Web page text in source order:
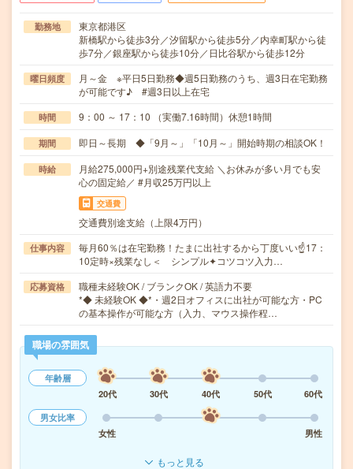
勤務地
東京都港区
新橋駅から徒歩3分／汐留駅から徒歩5分／内幸町駅から徒
歩7分／銀座駅から徒歩10分／日比谷駅から徒歩12分
曜日頻度
月～金 ※平日5日勤務◆週5日勤務のうち、週3日在宅勤務
が可能です♪ #週3日以上在宅
時間 9：00 ～ 17：10 （実働7.16時間）休憩1時間
期間 即日～長期 ◆「9月～」「10月～」開始時期の相談OK！
時給
月給275,000円+別途残業代支給 ＼お休みが多い月でも安
心の固定給／ #月収25万円以上
交通費
交通費別途支給（上限4万円）
仕事内容
毎月60％は在宅勤務！たまに出社するから丁度いい☝17：
10定時×残業なし＜ シンプル✦コツコツ入力…
応募資格
職種未経験OK / ブランクOK / 英語力不要
*◆ 未経験OK ◆*・週2日オフィスに出社が可能な方・PC
の基本操作が可能な方（入力、マウス操作程…
職場の雰囲気
年齢層
20代
30代 40代 50代
60代
男女比率
女性
男性
もっと見る